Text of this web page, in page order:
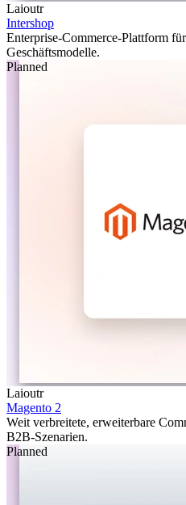
Laioutr
Intershop
Enterprise-Commerce-Plattform
Geschäftsmodelle.
Planned
Laioutr
Magento 2
Weit verbreitete, erweiterbare
B2B-Szenarien.
Planned